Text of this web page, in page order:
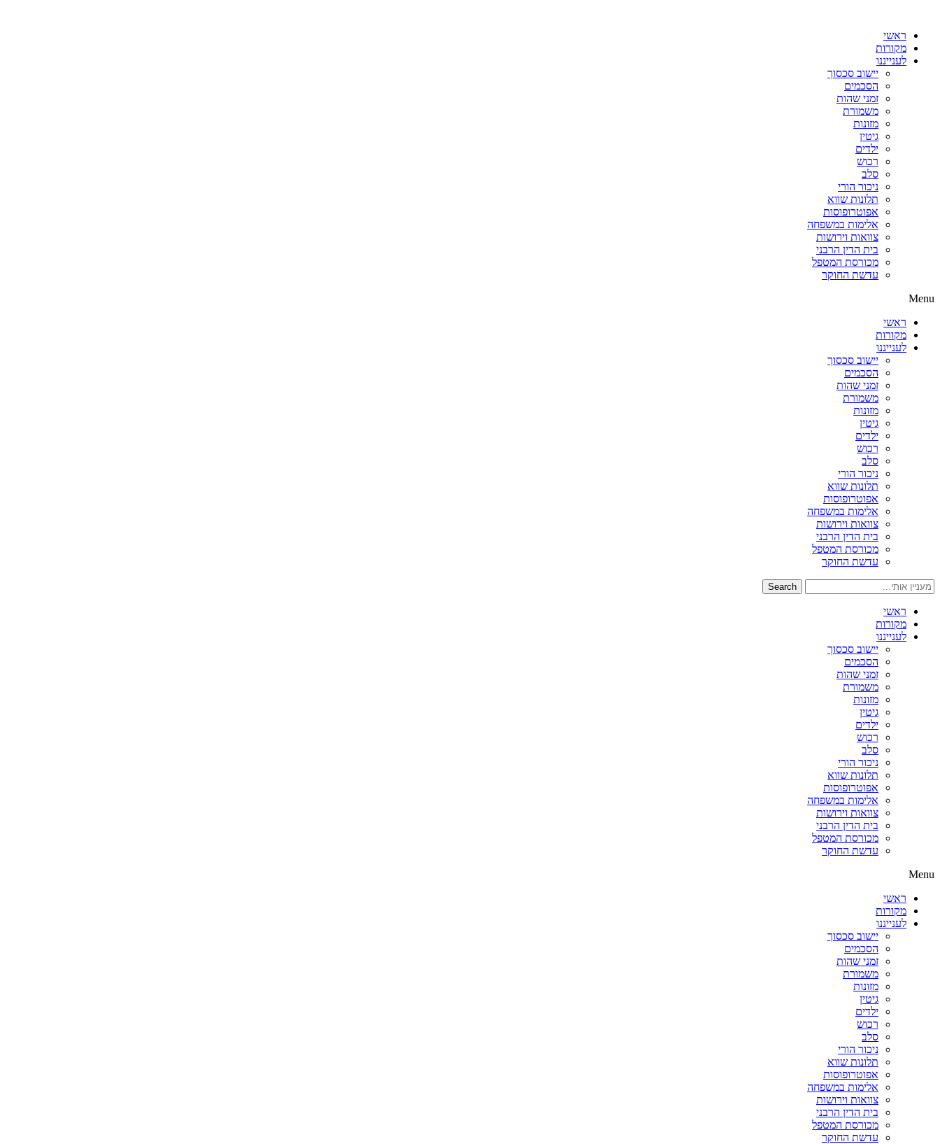
ראשי
מקורות
לענייננו
יישוב סכסוך
הסכמים
זמני שהות
משמורת
מזונות
גיטין
ילדים
רכוש
סלב
ניכור הורי
תלונות שווא
אפוטרופוסות
אלימות במשפחה
צוואות וירושות
בית הדין הרבני
מכורסת המטפל
עדשת החוקר
Menu
ראשי
מקורות
לענייננו
יישוב סכסוך
הסכמים
זמני שהות
משמורת
מזונות
גיטין
ילדים
רכוש
סלב
ניכור הורי
תלונות שווא
אפוטרופוסות
אלימות במשפחה
צוואות וירושות
בית הדין הרבני
מכורסת המטפל
עדשת החוקר
Search
ראשי
מקורות
לענייננו
יישוב סכסוך
הסכמים
זמני שהות
משמורת
מזונות
גיטין
ילדים
רכוש
סלב
ניכור הורי
תלונות שווא
אפוטרופוסות
אלימות במשפחה
צוואות וירושות
בית הדין הרבני
מכורסת המטפל
עדשת החוקר
Menu
ראשי
מקורות
לענייננו
יישוב סכסוך
הסכמים
זמני שהות
משמורת
מזונות
גיטין
ילדים
רכוש
סלב
ניכור הורי
תלונות שווא
אפוטרופוסות
אלימות במשפחה
צוואות וירושות
בית הדין הרבני
מכורסת המטפל
עדשת החוקר